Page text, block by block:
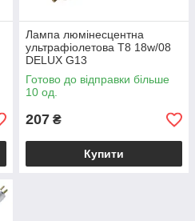
Лампа люмінесцентна
ультрафіолетова T8 18w/08
DELUX G13
Готово до відправки більше
10 од.
207 ₴
Купити